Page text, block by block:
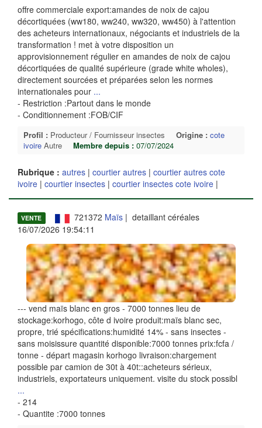
offre commerciale export:amandes de noix de cajou
décortiquées (ww180, ww240, ww320, ww450) à l'attention
des acheteurs internationaux, négociants et industriels de la
transformation ! met à votre disposition un
approvisionnement régulier en amandes de noix de cajou
décortiquées de qualité supérieure (grade white wholes),
directement sourcées et préparées selon les normes
internationales pour ...
- Restriction :Partout dans le monde
- Conditionnement :FOB/CIF
Profil : Producteur / Fournisseur insectes Origine : cote
ivoire Autre Membre depuis : 07/07/2024
Rubrique : autres | courtier autres | courtier autres cote
ivoire | courtier insectes | courtier insectes cote ivoire |
VENTE 721372 Maïs| detaillant céréales
16/07/2026 19:54:11
--- vend maïs blanc en gros - 7000 tonnes lieu de
stockage:korhogo, côte d ivoire produit:maïs blanc sec,
propre, trié spécifications:humidité 14% - sans insectes -
sans moisissure quantité disponible:7000 tonnes prix:fcfa /
tonne - départ magasin korhogo livraison:chargement
possible par camion de 30t à 40t::acheteurs sérieux,
industriels, exportateurs uniquement. visite du stock possibl
...
- 214
- Quantite :7000 tonnes